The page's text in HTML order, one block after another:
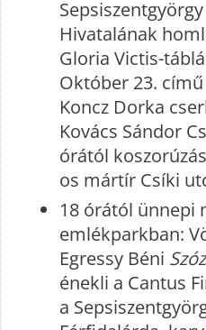
Hivatalának
Gloria Victis-
Október 23.
Koncz Dorka
Kovács Sándor
órától
os mártír Csíki
18 órától ünnepi
emlékparkban:
Egressy Béni
énekli a Cantus
a